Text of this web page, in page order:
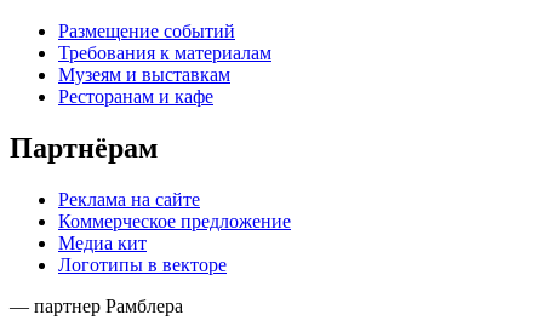
Размещение событий
Требования к материалам
Музеям и выставкам
Ресторанам и кафе
Партнёрам
Реклама на сайте
Коммерческое предложение
Медиа кит
Логотипы в векторе
— партнер Рамблера